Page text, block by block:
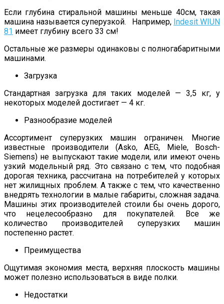
Если глубина стиральной машины меньше 40см, такая
машина называется суперузкой. Например, Indesit WIUN
81 имеет глубину всего 33 см!
Остальные же размеры одинаковы с полногабаритными
машинами.
Загрузка
Стандартная загрузка для таких моделей — 3,5 кг, у
некоторых моделей достигает — 4 кг.
Разнообразие моделей
Ассортимент суперузких машин ограничен. Многие
известные производители (Asko, AEG, Miele, Bosch-
Siemens) не выпускают такие модели, или имеют очень
узкий модельный ряд. Это связано с тем, что подобная
дорогая техника, рассчитана на потребителей у которых
нет жилищных проблем. А также с тем, что качественно
внедрять технологии в малые габариты, сложная задача.
Машины этих производителей стоили бы очень дорого,
что нецелесообразно для покупателей. Все же
количество производителей суперузких машин
постепенно растет.
Преимущества
Ощутимая экономия места, верхняя плоскость машины
может полезно использоваться в виде полки.
Недостатки